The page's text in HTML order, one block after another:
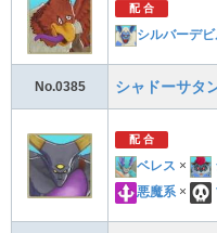
配 合
シルバーデビ
No.0385 シャドーサタ
配 合
ベレス ×
悪魔系 ×